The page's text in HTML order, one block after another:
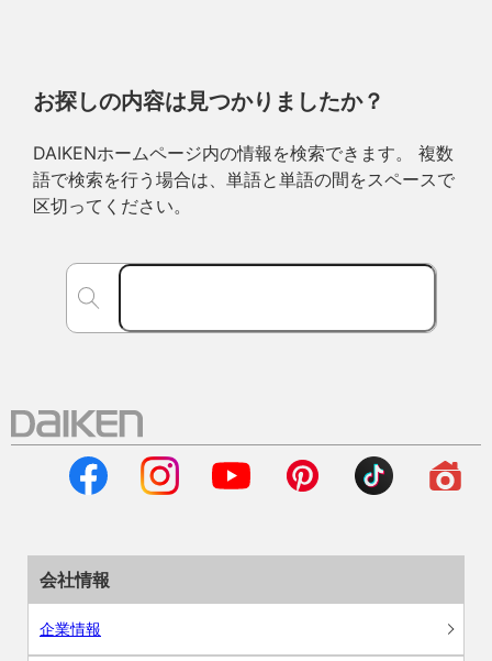
お探しの内容は見つかりましたか？
DAIKENホームページ内の情報を検索できます。 複数
語で検索を行う場合は、単語と単語の間をスペースで
区切ってください。
会社情報
企業情報